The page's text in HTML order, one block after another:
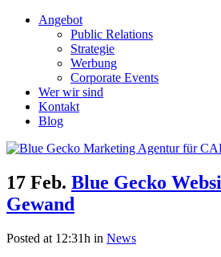
Angebot
Public Relations
Strategie
Werbung
Corporate Events
Wer wir sind
Kontakt
Blog
17 Feb. Blue Gecko
Gewand
Posted at 12:31h in News